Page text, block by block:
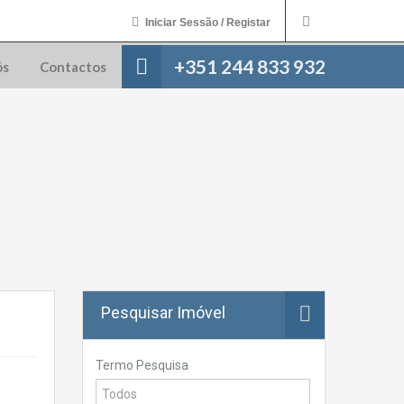
Iniciar Sessão / Registar
+351 244 833 932
Contactos
Pesquisar Imóvel
Termo Pesquisa